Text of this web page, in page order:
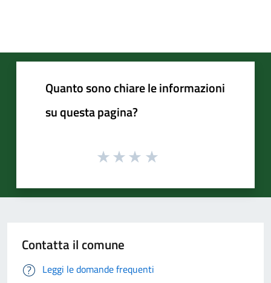
Quanto sono chiare le informazioni
su questa pagina?
Contatta il comune
Leggi le domande frequenti